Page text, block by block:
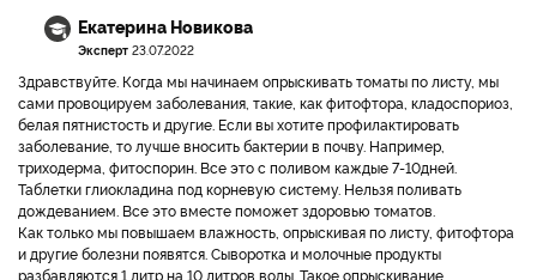
Екатерина Новикова
Эксперт 23.07.2022
Здравствуйте. Когда мы начинаем опрыскивать томаты по листу, мы
сами провоцируем заболевания, такие, как фитофтора, кладоспориоз,
белая пятнистость и другие. Если вы хотите профилактировать
заболевание, то лучше вносить бактерии в почву. Например,
триходерма, фитоспорин. Все это с поливом каждые 7-10дней.
Таблетки глиокладина под корневую систему. Нельзя поливать
дождеванием. Все это вместе поможет здоровью томатов.
Как только мы повышаем влажность, опрыскивая по листу, фитофтора
и другие болезни появятся. Сыворотка и молочные продукты
разбавляются 1 литр на 10 литров воды. Такое опрыскивание